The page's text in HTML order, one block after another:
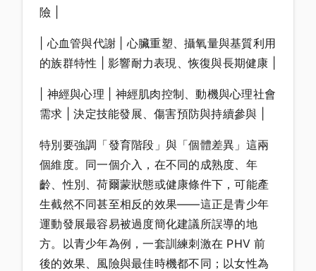
險 |
| 心血管與代謝 | 心臟重塑、攝氧量與基質利用
的族群特性 | 影響耐力表現、恢復與長期健康 |
| 神經與心理 | 神經肌肉控制、動機與心理社會
需求 | 決定技能發展、傷害預防與持續參與 |
特別要強調「發育階段」與「個體差異」這兩
個維度。同一個介入，在不同的成熟度、年
齡、性別、荷爾蒙狀態或健康條件下，可能產
生截然不同甚至相反的效果——這正是青少年
運動發展最容易被過度簡化建議所誤導的地
方。以青少年為例，一套訓練刺激在 PHV 前
後的效果、風險與最佳時機都不同；以女性為